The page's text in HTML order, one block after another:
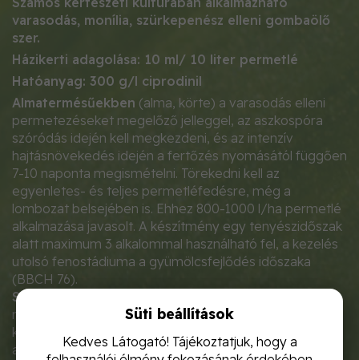
varasodás, monília, szürkepenész elleni gombaölő
szer.
Házikerti adagolása: 10 ml/ 10 liter permetlé
Hatóanyag: 300 g/l ciprodinil
Almatermésűekben (alma, körte) a varasodás elleni
permetezéseket megelőző jelleggel, az aszkospóra
szóródás idején kell megkezdeni, és az intenzív
hajtásnövekedés idején a fertőzés nyomásától függően
7-10 naponta megismételni. Törekedni kell az
egyenletes- és teljes permetléfedésre, még a
lombozat belsejében is. Ehhez 800-1000 l/ha permetlé
alkalmazása javasolt. A készítmény egy tenyészidőszak
alatt maximum 3 alkalommal használható fel, a kezelés
utolsó fenostádiuma a gyümölcsfejlődés időszaka
(BBCH 76).
Szőlőben
a szürkepenész elleni kezeléseket preventív
módon, megelőző jelleggel kell megkezdeni. A
készítmény egy vegetációs időszakban legfeljebb 2
alkalommal használható fel, fürtzáródás kezdetéig
Süti beállítások
Kedves Látogató! Tájékoztatjuk, hogy a